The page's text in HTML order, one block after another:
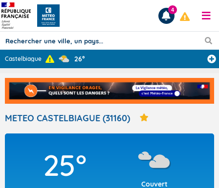
Prévisions
TOUS LES RÉSULTATS
Articles
4
Castelbiague 26°
METEO CASTELBIAGUE (31160)
25°
Couvert